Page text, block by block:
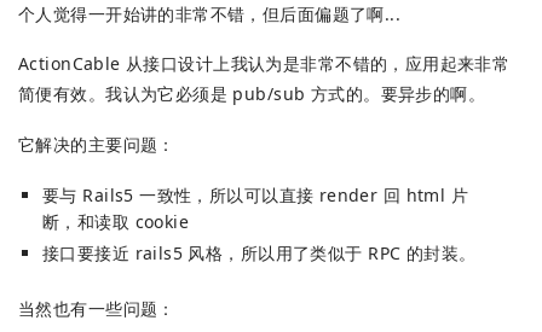
个人觉得一开始讲的非常不错，但后面偏题了啊...
ActionCable 从接口设计上我认为是非常不错的，应用起来非常
简便有效。我认为它必须是 pub/sub 方式的。要异步的啊。
它解决的主要问题：
要与 Rails5 一致性，所以可以直接 render 回 html 片
断，和读取 cookie
接口要接近 rails5 风格，所以用了类似于 RPC 的封装。
当然也有一些问题：